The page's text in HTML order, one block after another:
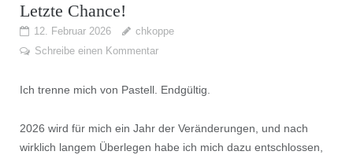
Letzte Chance!
12. Februar 2026
chkoppe
Schreibe einen Kommentar
Ich trenne mich von Pastell. Endgültig.
2026 wird für mich ein Jahr der Veränderungen, und nach
wirklich langem Überlegen habe ich mich dazu entschlossen,